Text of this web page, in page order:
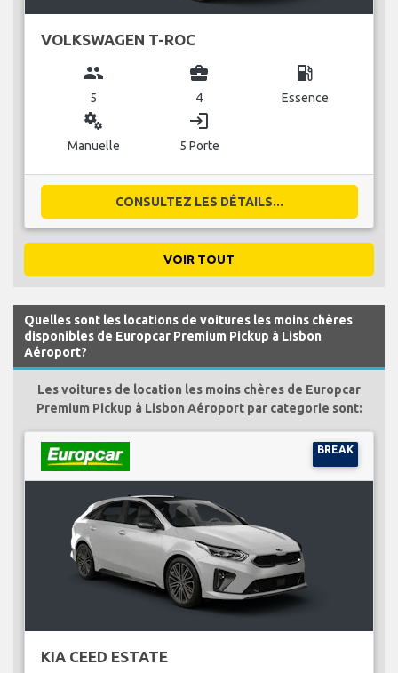
VOLKSWAGEN T-ROC
group
5
business_center
4
local_gas_station
Essence
miscellaneous_services
Manuelle
login
5 Porte
CONSULTEZ LES DÉTAILS...
VOIR TOUT
Quelles sont les locations de voitures les moins chères
disponibles de Europcar Premium Pickup à Lisbon
Aéroport?
Les voitures de location les moins chères de Europcar
Premium Pickup à Lisbon Aéroport par categorie sont:
BREAK
KIA CEED ESTATE